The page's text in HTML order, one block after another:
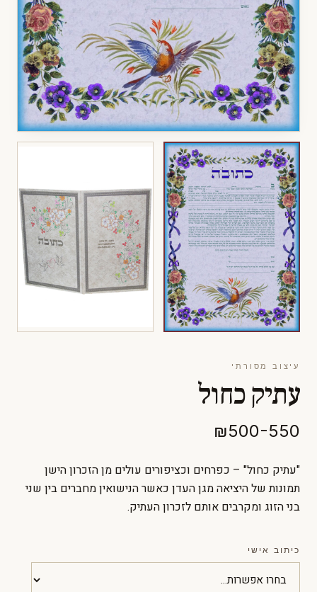
עיצוב מסורתי
עתיק כחול
₪500-550
"עתיק כחול" – כפרחים וכציפורים עולים מן הזכרון הישן
תמונות של היציאה מגן העדן כאשר הנישואין מחברים בין שני
בני הזוג ומקרבים אותם לזכרון העתיק.
כיתוב אישי